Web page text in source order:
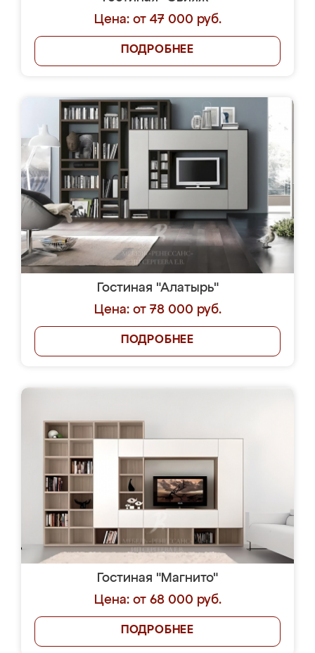
Цена: от 47 000 руб.
ПОДРОБНЕЕ
Гостиная "Алатырь"
Цена: от 78 000 руб.
ПОДРОБНЕЕ
Гостиная "Магнито"
Цена: от 68 000 руб.
ПОДРОБНЕЕ